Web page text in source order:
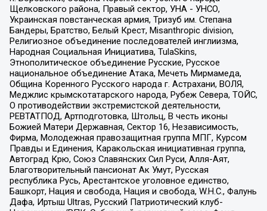
Щелковского района, Правый сектор, УНА - УНСО,
Украинская повстанческая армия, Тризуб им. Степана
Бандеры, Братство, Белый Крест, Misanthropic division,
Религиозное объединение последователей инглиизма,
Народная Социальная Инициатива, TulaSkins,
Этнополитическое объединение Русские, Русское
национальное объединение Атака, Мечеть Мирмамеда,
Община Коренного Русского народа г. Астрахани, ВОЛЯ,
Меджлис крымскотатарского народа, Рубеж Севера, ТОЙС,
О противодействии экстремистской деятельности,
РЕВТАТПОД, Артподготовка, Штольц, В честь иконы
Божией Матери Державная, Сектор 16, Независимость,
Фирма, Молодежная правозащитная группа МПГ, Курсом
Правды и Единения, Каракольская инициативная группа,
Автоград Крю, Союз Славянских Сил Руси, Алля-Аят,
Благотворительный пансионат Ак Умут, Русская
республика Русь, Арестантское уголовное единство,
Башкорт, Нация и свобода, Нация и свобода, W.H.С., Фалунь
Дафа, Иртыш Ultras, Русский Патриотический клуб-